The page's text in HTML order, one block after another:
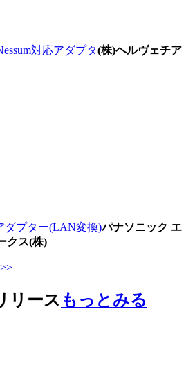
対応アダプタ(株)ヘルヴェチア
ダプター(LAN変換)パナソニック エ
クス(株)
リース もっとみる